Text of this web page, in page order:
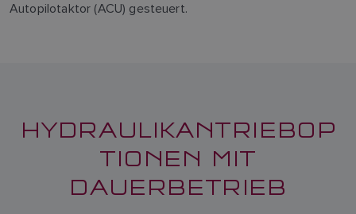
Autopilotaktor (ACU) gesteuert.
HYDRAULIKANTRIEBOP
TIONEN MIT
DAUERBETRIEB